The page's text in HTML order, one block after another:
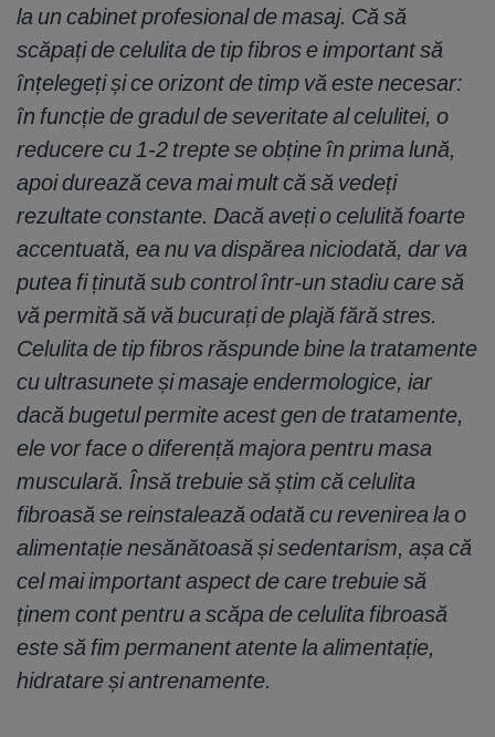
la un cabinet profesional de masaj. Că să
scăpați de celulita de tip fibros e important să
înțelegeți și ce orizont de timp vă este necesar:
în funcție de gradul de severitate al celulitei, o
reducere cu 1-2 trepte se obține în prima lună,
apoi durează ceva mai mult că să vedeți
rezultate constante. Dacă aveți o celulită foarte
accentuată, ea nu va dispărea niciodată, dar va
putea fi ținută sub control într-un stadiu care să
vă permită să vă bucurați de plajă fără stres.
Celulita de tip fibros răspunde bine la tratamente
cu ultrasunete și masaje endermologice, iar
dacă bugetul permite acest gen de tratamente,
ele vor face o diferență majora pentru masa
musculară. Însă trebuie să știm că celulita
fibroasă se reinstalează odată cu revenirea la o
alimentație nesănătoasă și sedentarism, așa că
cel mai important aspect de care trebuie să
ținem cont pentru a scăpa de celulita fibroasă
este să fim permanent atente la alimentație,
hidratare și antrenamente.